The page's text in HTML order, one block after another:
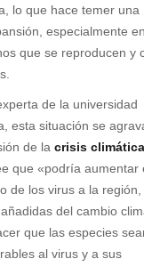
lo que hace temer una
especialmente
que se reproducen y
de la universidad
esta situación se
de la crisis climática
que «podría aumentar
de los virus a la región,
del cambio
que las especies
al virus y a sus